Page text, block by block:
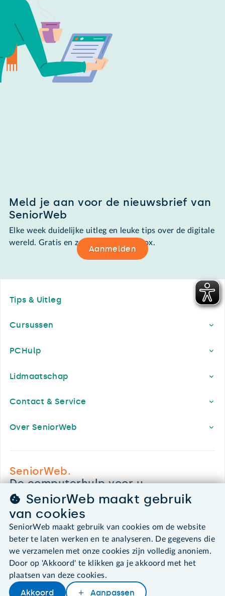
Meld je aan voor de nieuwsbrief van
SeniorWeb
Elke week duidelijke uitleg en leuke tips over de digitale
wereld. Gratis en zomaar in de mailbox.
Aanmelden
Tips & Uitleg
Cursussen
PCHulp
Lidmaatschap
Contact & Service
Over SeniorWeb
SeniorWeb.
De computerhulp voor u.
030 - 276 99 65
leden@seniorweb.nl
©2026 SeniorWeb
Algemene voorwaarden
SeniorWeb maakt gebruik
van cookies
SeniorWeb maakt gebruik van cookies om de website
beter te laten werken en te analyseren. De gegevens die
we verzamelen met onze cookies zijn volledig anoniem.
Door op 'Akkoord' te klikken ga je akkoord met het
plaatsen van deze cookies.
Akkoord Aanpassen